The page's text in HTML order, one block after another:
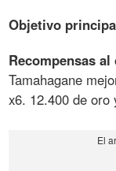
Objetivo
Recompensas
Tamahagane
x6. 12.400 de oro